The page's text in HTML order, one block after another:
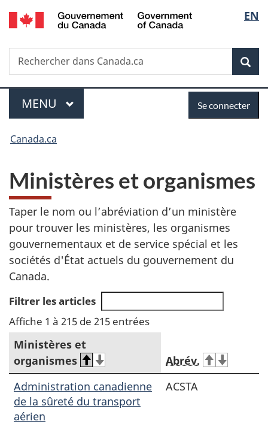
Passer
au
principal
Passer
à
Au
du
Passer
à
version
simplifiée
de
la
EN
Recherche
Rechercher
dans
Menu
MENU PRINCIPAL
connecter
Se connecter
Vous
ici :
Canada.ca
Ministères et organismes
Taper le nom ou l’abréviation d’un ministère
pour trouver les ministères, les organismes
gouvernementaux et de service spécial et les
sociétés d'État actuels du gouvernement du
Canada.
Filtrer les articles
Affiche 1 à 215 de 215 entrées
Ministères et
organismes
Abrév.
Administration canadienne
de la sûreté du transport
aérien
ACSTA